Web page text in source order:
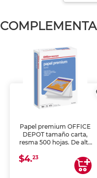
Papel premium OFFICE
DEPOT tamaño carta,
resma 500 hojas. De alta
uniforme, ideal para
impresoras de inyección
de tinta y láser,
$4.23